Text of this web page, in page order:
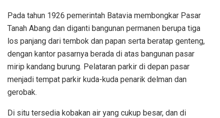
Pada tahun 1926 pemerintah Batavia membongkar Pasar
Tanah Abang dan diganti bangunan permanen berupa tiga
los panjang dari tembok dan papan serta beratap genteng,
dengan kantor pasarnya berada di atas bangunan pasar
mirip kandang burung. Pelataran parkir di depan pasar
menjadi tempat parkir kuda-kuda penarik delman dan
gerobak.
Di situ tersedia kobakan air yang cukup besar, dan di